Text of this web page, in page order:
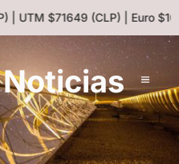
UTM $71649 (CLP) | Euro
Noticias